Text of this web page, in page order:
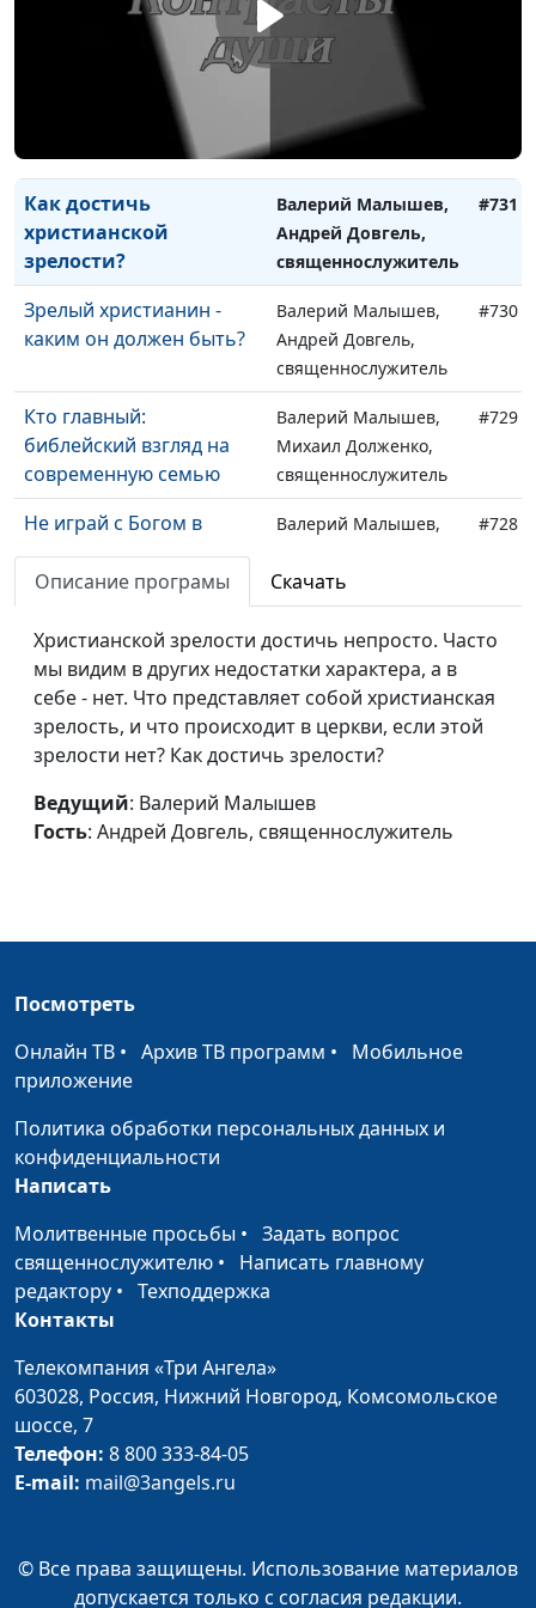
христианской жизни
Андрей Довгель,
священнослужитель
Андрей Довгель,
священнослужитель
Как достичь
христианской
зрелости?
Валерий Малышев,
Андрей Довгель,
священнослужитель
#731
Зрелый христианин -
каким он должен быть?
Валерий Малышев,
Андрей Довгель,
священнослужитель
#730
Кто главный:
библейский взгляд на
современную семью
Валерий Малышев,
Михаил Долженко,
священнослужитель
#729
Не играй с Богом в
прятки
Валерий Малышев,
священнослужитель
#728
Может ли
благословлять...
дьявол?
Михаил Долженко,
священнослужитель
Призван ли христианин
быть святым?
Валерий Малышев,
Михаил Долженко,
#726
В погоне за счастьем
Валерий Малышев,
Чудеса Божьи. Где они?
Валерий Малышев,
#724
Бог в мелочах жизни
Валерий Малышев,
Смирение: жертва,
границы и здравый
Когда верил, но
разочаровался
Валерий Малышев,
Заповедь "не
прелюбодействуй" в
современном мире
Михаил Долженко,
Христианская жизнь и
Как работают духовные
Описание програмы Скачать
Христианской зрелости достичь непросто. Часто
мы видим в других недостатки характера, а в
себе - нет. Что представляет собой христианская
зрелость, и что происходит в церкви, если этой
зрелости нет? Как достичь зрелости?
Ведущий: Валерий Малышев
Гость: Андрей Довгель, священнослужитель
Посмотреть
Онлайн ТВ • Архив ТВ программ • Мобильное
приложение
Политика обработки персональных данных и
конфиденциальности
Написать
Молитвенные просьбы • Задать вопрос
священнослужителю • Написать главному
редактору • Техподдержка
Контакты
Телекомпания «Три Ангела»
603028, Россия, Нижний Новгород, Комсомольское
шоссе, 7
Телефон: 8 800 333-84-05
E-mail: mail@3angels.ru
© Все права защищены. Использование материалов
допускается только с согласия редакции.